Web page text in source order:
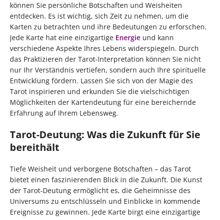
können Sie persönliche Botschaften und Weisheiten
entdecken. Es ist wichtig, sich Zeit zu nehmen, um die
Karten zu betrachten und ihre Bedeutungen zu erforschen.
Jede Karte hat eine einzigartige Energie und kann
verschiedene Aspekte Ihres Lebens widerspiegeln. Durch
das Praktizieren der Tarot-Interpretation können Sie nicht
nur Ihr Verständnis vertiefen, sondern auch Ihre spirituelle
Entwicklung fördern. Lassen Sie sich von der Magie des
Tarot inspirieren und erkunden Sie die vielschichtigen
Möglichkeiten der Kartendeutung für eine bereichernde
Erfahrung auf Ihrem Lebensweg.
Tarot-Deutung: Was die Zukunft für Sie
bereithält
Tiefe Weisheit und verborgene Botschaften – das Tarot
bietet einen faszinierenden Blick in die Zukunft. Die Kunst
der Tarot-Deutung ermöglicht es, die Geheimnisse des
Universums zu entschlüsseln und Einblicke in kommende
Ereignisse zu gewinnen. Jede Karte birgt eine einzigartige